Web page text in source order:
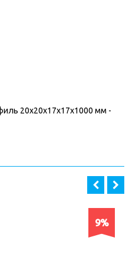
20x20x17x17x1000 мм -
9%